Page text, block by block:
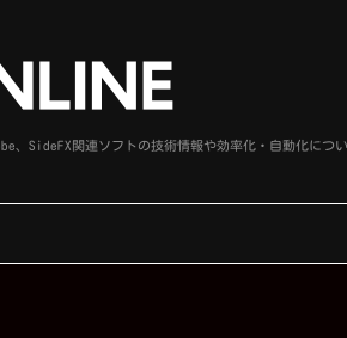
、SideFX関連ソフトの技術情報や効率化・自動化につ